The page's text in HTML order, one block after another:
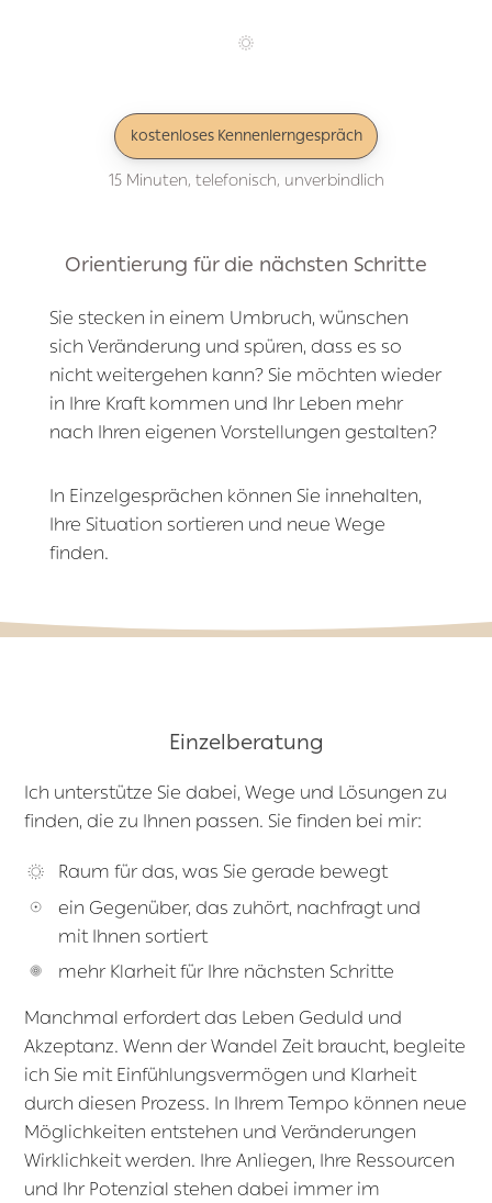
kostenloses Kennenlerngespräch
15 Minuten, telefonisch, unverbindlich
Orientierung für die nächsten Schritte
Sie stecken in einem Umbruch, wünschen
sich Veränderung und spüren, dass es so
nicht weitergehen kann? Sie möchten wieder
in Ihre Kraft kommen und Ihr Leben mehr
nach Ihren eigenen Vorstellungen gestalten?
In Einzelgesprächen können Sie innehalten,
Ihre Situation sortieren und neue Wege
finden.
Einzelberatung
Ich unterstütze Sie dabei, Wege und Lösungen zu
finden, die zu Ihnen passen. Sie finden bei mir:
Raum für das, was Sie gerade bewegt
ein Gegenüber, das zuhört, nachfragt und
mit Ihnen sortiert
mehr Klarheit für Ihre nächsten Schritte
Manchmal erfordert das Leben Geduld und
Akzeptanz. Wenn der Wandel Zeit braucht, begleite
ich Sie mit Einfühlungsvermögen und Klarheit
durch diesen Prozess. In Ihrem Tempo können neue
Möglichkeiten entstehen und Veränderungen
Wirklichkeit werden. Ihre Anliegen, Ihre Ressourcen
und Ihr Potenzial stehen dabei immer im